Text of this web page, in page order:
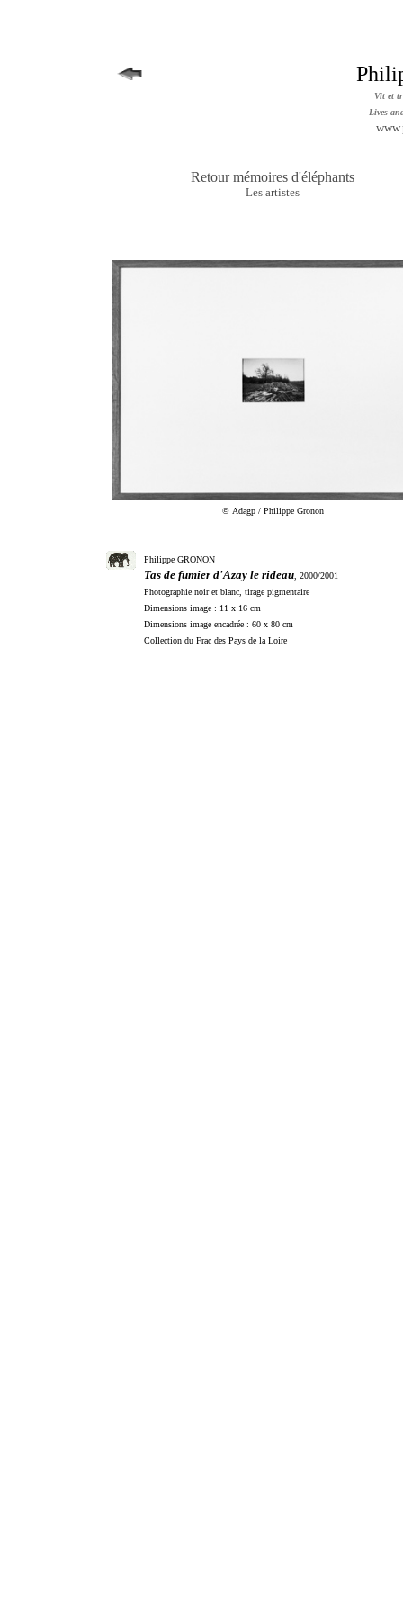
Vit et
Lives
Retour mémoires d'éléphants
Les artistes
© Adagp / Philippe Gronon
Philippe GRONON
Tas de fumier d'Azay le rideau , 2000/2001
Photographie noir et blanc, tirage pigmentaire
Dimensions image : 11 x 16 cm
Dimensions image encadrée : 60 x 80 cm
Collection du Frac des Pays de la Loire